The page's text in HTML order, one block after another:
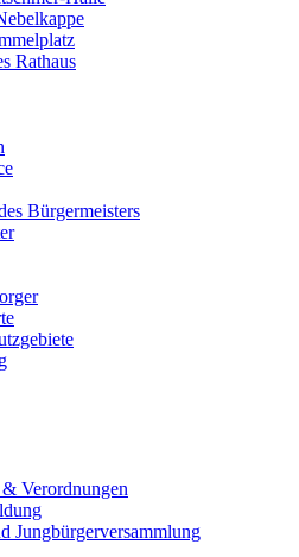
Rathaus
Bürgermeisters
& Verordnungen
Jungbürgerversammlung